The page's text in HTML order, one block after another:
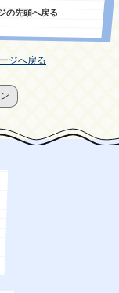
の先頭へ戻る
ジへ戻る